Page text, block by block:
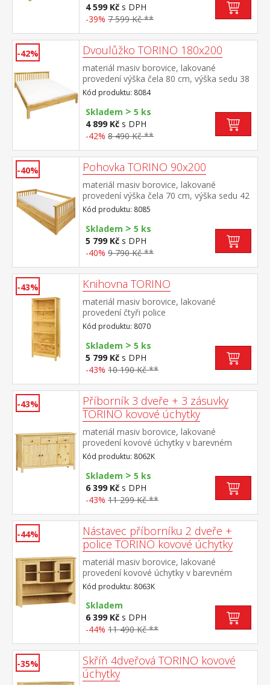
nebo 2 kusy 80 × 200 cm a rošt R2
doporučená nosnost do 120 kg na každé
4 599 Kč s DPH
-39% 7 599 Kč **
-42% Dvoulůžko TORINO 180x200
materiál masiv borovice, lakované
provedení výška čela 80 cm, výška sedu 38
cm, cena bez roštu a matrace minimální
doporučená výška matrace 15
cm doporučený rozměr matrace 180 × 200
cm nebo 2 kusy 90 × 200 cm a rošt R4
nebo 2 kusy R1 doporučená nosnost do
Kód produktu: 8084
Skladem > 5 ks
4 899 Kč s DPH
-42% 8 490 Kč **
-40% Pohovka TORINO 90x200
materiál masiv borovice, lakované
provedení výška čela 70 cm, výška sedu 42
cm, cena bez roštu a matrace minimální
doporučená výška matrace 15
cm doporučený rozměr matrace 90 × 200
cm a rošt R1 k pohovce možno dokoupit
výsuvnou přistýlku TORINO 8086 nebo
Kód produktu: 8085
Skladem > 5 ks
5 799 Kč s DPH
-40% 9 790 Kč **
-43% Knihovna TORINO
materiál masiv borovice, lakované
provedení čtyři police
Kód produktu: 8070
Skladem > 5 ks
5 799 Kč s DPH
-43% 10 190 Kč **
-43%
Příborník 3 dveře + 3 zásuvky
TORINO kovové úchytky
materiál masiv borovice, lakované
provedení kovové úchytky v barevném
provedení černěná mosaz 3 dveře, 3
zásuvky s kovovými pojezdy vhodný
doplněk nástavec TORINO 8063K
Kód produktu: 8062K
Skladem > 5 ks
6 399 Kč s DPH
-43% 11 299 Kč **
-44%
Nástavec příborníku 2 dveře +
police TORINO kovové úchytky
materiál masiv borovice, lakované
provedení kovové úchytky v barevném
provedení černěná mosaz dvoje prosklená
dvířka doplněk příborníku TORINO 8062K
Kód produktu: 8063K
Skladem
6 399 Kč s DPH
-44% 11 490 Kč **
-35%
Skříň 4dveřová TORINO kovové
úchytky